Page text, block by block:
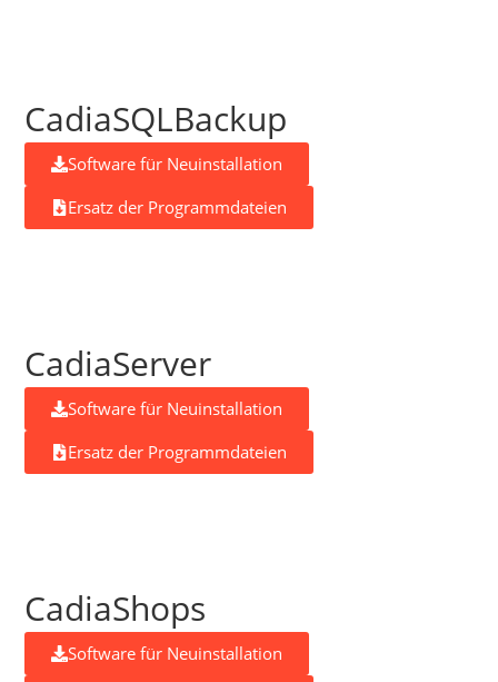
CadiaSQLBackup
Software für Neuinstallation
Ersatz der Programmdateien
CadiaServer
Software für Neuinstallation
Ersatz der Programmdateien
CadiaShops
Software für Neuinstallation